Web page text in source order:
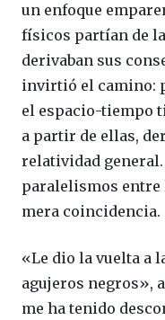
un enfoque
físicos partían de
derivaban sus
invirtió el camino:
el espacio-tiempo
a partir de ellas,
relatividad
paralelismos entre
mera coincidencia.
«Le dio la vuelta a
agujeros negros»,
me ha tenido